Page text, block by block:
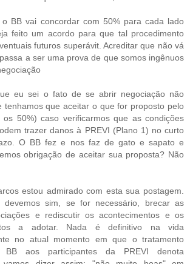
o BB vai concordar com 50% para cada lado
feito um acordo para que tal procedimento
futuros superávit. Acreditar que não vá
a ser uma prova de que somos ingênuos
eu sei o fato de se abrir negociação não
tenhamos que aceitar o que for proposto pelo
os 50%) caso verificarmos que as condições
trazer danos à PREVI (Plano 1) no curto
O BB fez e nos faz de gato e sapato e
obrigação de aceitar sua proposta? Não
estou admirado com esta sua postagem.
devemos sim, se for necessário, brecar as
e rediscutir os acontecimentos e os
a adotar. Nada é definitivo na vida
no atual momento em que o tratamento
aos participantes da PREVI denota